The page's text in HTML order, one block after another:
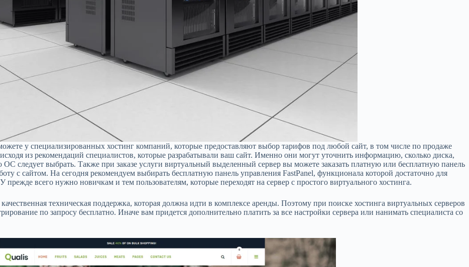
у специализированных хостинг компаний, которые предоставляют выбор тарифов под любой сайт, в том числе по продаже
из рекомендаций специалистов, которые разрабатывали ваш сайт. Именно они могут уточнить информацию, сколько диска,
следует выбрать. Также при заказе услуги виртуальный выделенный сервер вы можете заказать платную или бесплатную панель
с сайтом. На сегодня рекомендуем выбирать бесплатную панель управления FastPanel, функционала которой достаточно для
всего нужно новичкам и тем пользователям, которые переходят на сервер с простого виртуального хостинга.
техническая поддержка, которая должна идти в комплексе аренды. Поэтому при поиске хостинга виртуальных серверов
по запросу бесплатно. Иначе вам придется дополнительно платить за все настройки сервера или нанимать специалиста со